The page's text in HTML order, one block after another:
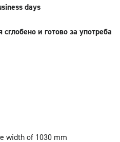
days
и готово за употреба
width of 1030 mm